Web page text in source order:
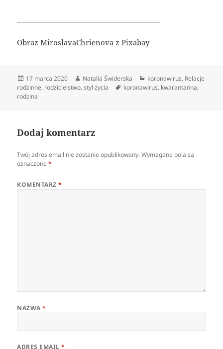
Obraz MiroslavaChrienova z Pixabay
Data
publikacji
17 marca 2020 Autor
Natalia Świderska Kategorie
koronawirus, Relacje
rodzinne, rodzicielstwo,styl życia Tagi
koronawirus, kwarantanna,
rodzina
Dodaj komentarz
Twój adres email nie zostanie opublikowany. Wymagane pola są
oznaczone*
KOMENTARZ*
NAZWA*
ADRES EMAIL*